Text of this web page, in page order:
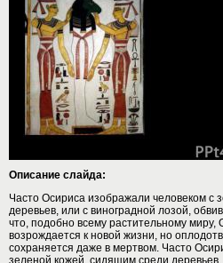
Описание слайда:
Часто Осириса изображали человеком с
деревьев, или с виноградной лозой,
что, подобно всему растительному миру,
возрождается к новой жизни, но
сохраняется даже в мертвом. Часто
зеленой кожей, сидящим среди деревьев,